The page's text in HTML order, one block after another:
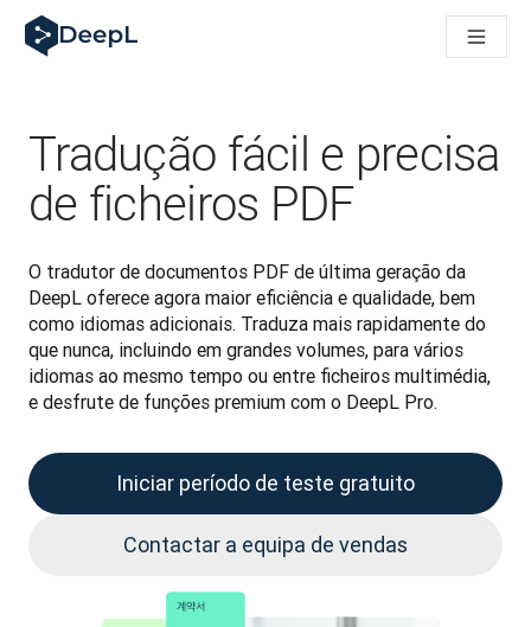
DeepL para agentes de IA
Translation Flow do DeepL: Novos fluxos de trabalho
Desvendando a confiança na IA linguística empresarial. Em
Desenvolvimento da Avaliação da Qualidade de Tradução no
De tradução de texto a plataforma de voz em tempo real
Tradução fácil e precisa
de ficheiros PDF
O tradutor de documentos PDF de última geração da
DeepL oferece agora maior eficiência e qualidade, bem
como idiomas adicionais. Traduza mais rapidamente do
que nunca, incluindo em grandes volumes, para vários
idiomas ao mesmo tempo ou entre ficheiros multimédia,
e desfrute de funções premium com o DeepL Pro.
Iniciar período de teste gratuito
Contactar a equipa de vendas